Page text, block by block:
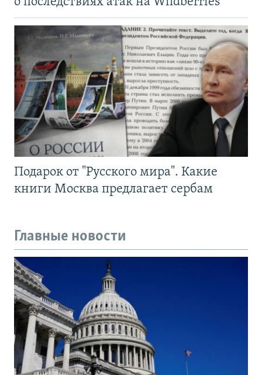
Подарок от "Русского мира". Какие
книги Москва предлагает сербам
Главные новости